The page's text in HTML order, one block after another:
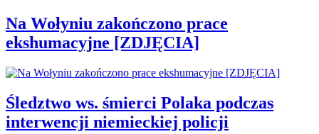
Na Wołyniu zakończono prace
ekshumacyjne [ZDJĘCIA]
Śledztwo ws. śmierci Polaka podczas
interwencji niemieckiej policji